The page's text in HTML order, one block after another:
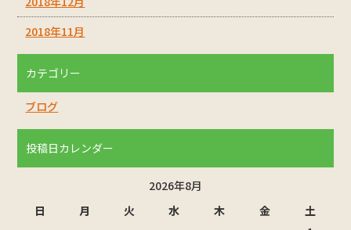
2018年11月
カテゴリー
ブログ
投稿日カレンダー
2026年8月
日
月 火 水 木 金
土